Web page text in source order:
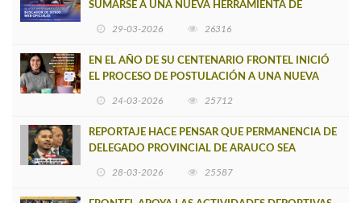
SUMARSE A UNA NUEVA HERRAMIENTA DE
29-03-2026 26316
EN EL AÑO DE SU CENTENARIO FRONTEL INICIÓ
EL PROCESO DE POSTULACIÓN A UNA NUEVA
24-03-2026 25712
REPORTAJE HACE PENSAR QUE PERMANENCIA DE
DELEGADO PROVINCIAL DE ARAUCO SEA
28-03-2026 25587